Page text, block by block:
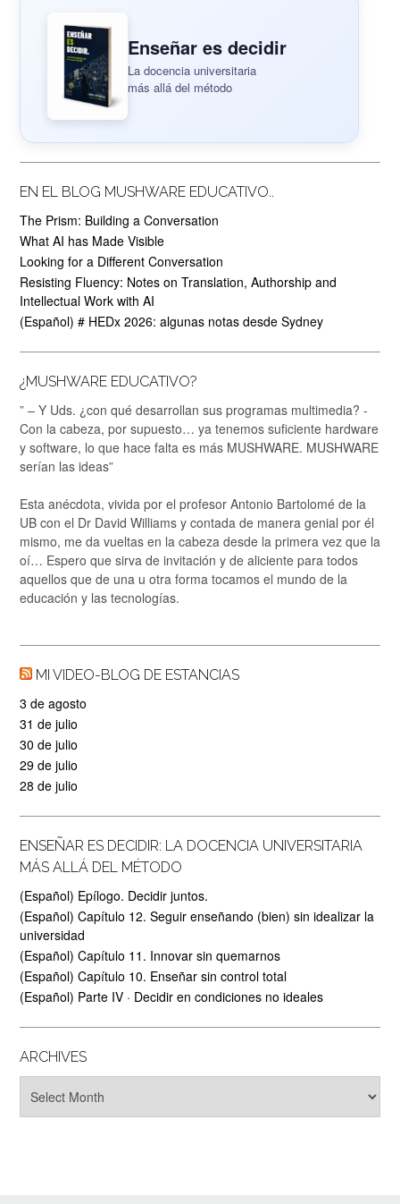
Enseñar es decidir
La docencia universitaria
más allá del método
EN EL BLOG MUSHWARE EDUCATIVO..
The Prism: Building a Conversation
What AI has Made Visible
Looking for a Different Conversation
Resisting Fluency: Notes on Translation, Authorship and
Intellectual Work with AI
(Español) # HEDx 2026: algunas notas desde Sydney
¿MUSHWARE EDUCATIVO?
” – Y Uds. ¿con qué desarrollan sus programas multimedia? -
Con la cabeza, por supuesto… ya tenemos suficiente hardware
y software, lo que hace falta es más MUSHWARE. MUSHWARE
serían las ideas”
Esta anécdota, vivida por el profesor Antonio Bartolomé de la
UB con el Dr David Williams y contada de manera genial por él
mismo, me da vueltas en la cabeza desde la primera vez que la
oí… Espero que sirva de invitación y de aliciente para todos
aquellos que de una u otra forma tocamos el mundo de la
educación y las tecnologías.
MI VIDEO-BLOG DE ESTANCIAS
3 de agosto
31 de julio
30 de julio
29 de julio
28 de julio
ENSEÑAR ES DECIDIR: LA DOCENCIA UNIVERSITARIA
MÁS ALLÁ DEL MÉTODO
(Español) Epílogo. Decidir juntos.
(Español) Capítulo 12. Seguir enseñando (bien) sin idealizar la
universidad
(Español) Capítulo 11. Innovar sin quemarnos
(Español) Capítulo 10. Enseñar sin control total
(Español) Parte IV · Decidir en condiciones no ideales
ARCHIVES